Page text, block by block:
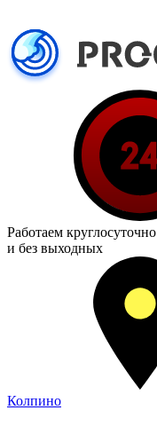
Работаем круглосуточно
и без выходных
Колпино